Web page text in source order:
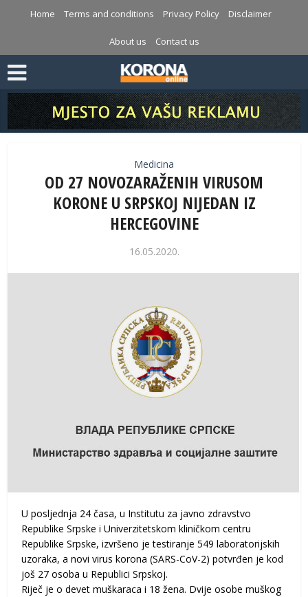
Home Terms and conditions Privacy Policy Disclaimer
About us Contact us
Medicina
OD 27 NOVOZARAŽENIH VIRUSOM
KORONE U SRPSKOJ NIJEDAN IZ
HERCEGOVINE
16.05.2020.
U posljednja 24 časa, u Institutu za javno zdravstvo
Republike Srpske i Univerzitetskom kliničkom centru
Republike Srpske, izvršeno je testiranje 549 laboratorijskih
uzoraka, a novi virus korona (SARS-CoV-2) potvrđen je kod
još 27 osoba u Republici Srpskoj.
Riječ je o devet muškaraca i 18 žena. Dvije osobe muškog